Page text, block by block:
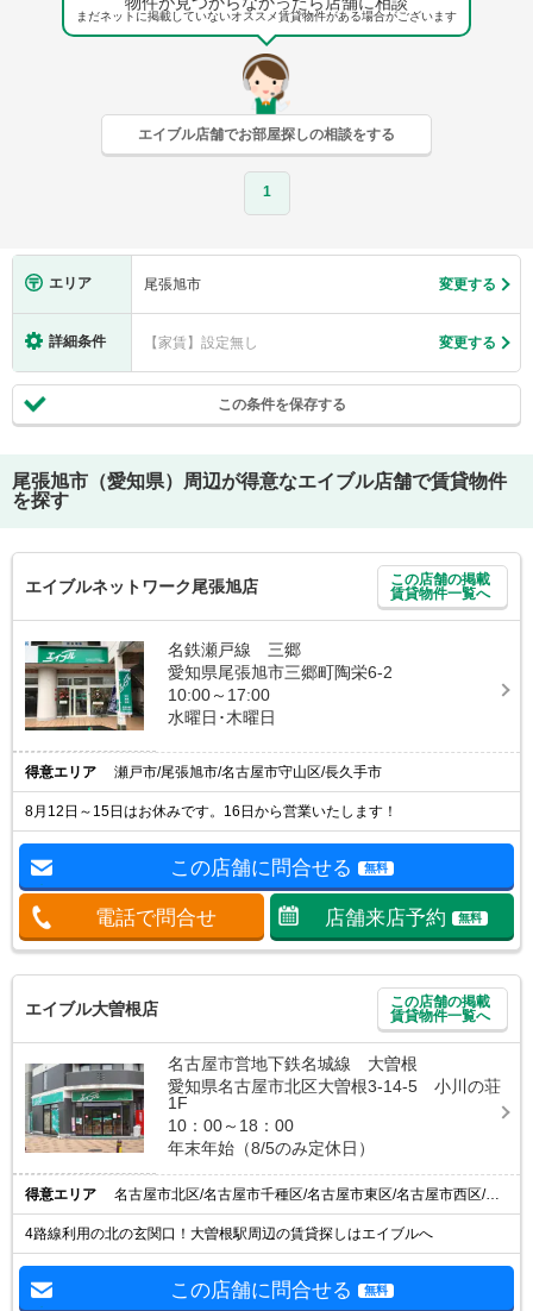
まだネットに掲載していないオススメ賃貸物件がある場合がございます
エイブル店舗でお部屋探しの相談をする
1
エリア 尾張旭市 変更する
詳細条件 【家賃】設定無し 変更する
この条件を保存する
尾張旭市（愛知県）
周辺が得意なエイブル店舗で賃貸物件
を探す
エイブルネットワーク尾張旭店
この店舗の掲載
賃貸物件一覧へ
名鉄瀬戸線 三郷
愛知県尾張旭市三郷町陶栄6-2
10:00～17:00
水曜日･木曜日
得意エリア 瀬戸市/尾張旭市/名古屋市守山区/長久手市
8月12日～15日はお休みです。16日から営業いたします！
この店舗に問合せる 無料
電話で問合せ 店舗来店予約 無料
エイブル大曽根店
この店舗の掲載
賃貸物件一覧へ
名古屋市営地下鉄名城線 大曽根
愛知県名古屋市北区大曽根3-14-5 小川の荘
1F
10：00～18：00
年末年始（8/5のみ定休日）
得意エリア 名古屋市北区/名古屋市千種区/名古屋市東区/名古屋市西区/名古屋市守山区
4路線利用の北の玄関口！大曽根駅周辺の賃貸探しはエイブルへ
この店舗に問合せる 無料